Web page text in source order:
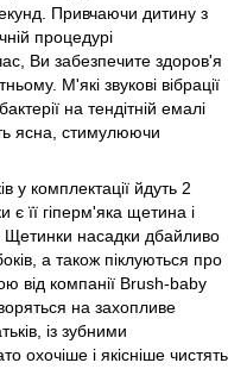
Привчаючи дитину з
процедурі
Ви забезпечите здоров'я
М'які звукові вібрації
на тендітній емалі
ясна, стимулюючи
у комплектації йдуть 2
є її гіперм'яка щетина і
Щетинки насадки дбайливо
а також піклуються про
від компанії Brush-baby
на захопливе
із зубними
охочіше і якісніше чистять